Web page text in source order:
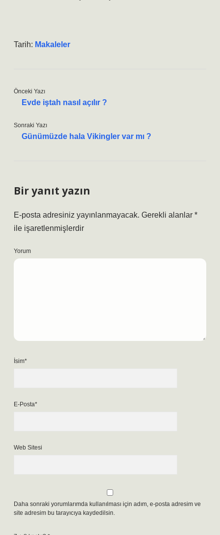
Tarih: Makaleler
Önceki Yazı
Evde iştah nasıl açılır ?
Sonraki Yazı
Günümüzde hala Vikingler var mı ?
Bir yanıt yazın
E-posta adresiniz yayınlanmayacak. Gerekli alanlar *
ile işaretlenmişlerdir
Yorum
İsim*
E-Posta*
Web Sitesi
Daha sonraki yorumlarımda kullanılması için adım, e-posta adresim ve
site adresim bu tarayıcıya kaydedilsin.